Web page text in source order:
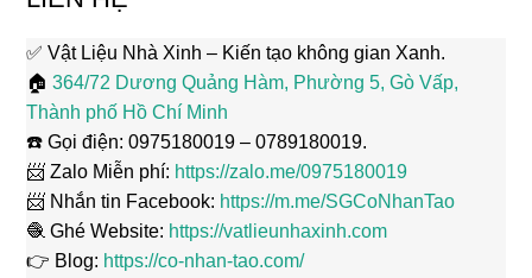
✅ Vật Liệu Nhà Xinh – Kiến tạo không gian Xanh.
🏠364/72 Dương Quảng Hàm, Phường 5, Gò Vấp,
Thành phố Hồ Chí Minh
☎️ Gọi điện: 0975180019 – 0789180019.
📨 Zalo Miễn phí: https://zalo.me/0975180019
📨 Nhắn tin Facebook: https://m.me/SGCoNhanTao
🧶 Ghé Website: https://vatlieunhaxinh.com
👉 Blog: https://co-nhan-tao.com/